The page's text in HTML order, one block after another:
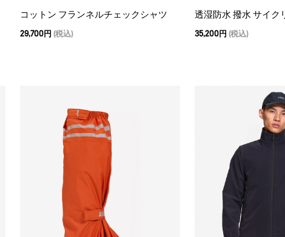
コットン フランネルチェックシャツ
29,700円 (税込) 35,200円 (税込)